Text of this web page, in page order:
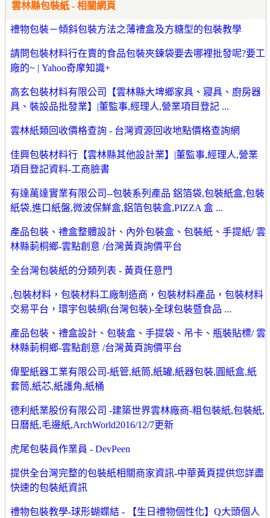
雲林縣包裝紙 - 相關網頁
禮物包裝－傾斜包裝方法之薄禮盒及方糖型的包裝教學
請問包裝材料行在賣的食品包裝夾鍊袋要去哪裡批發呢?要工
廠的~ | Yahoo奇摩知識+
高玄包裝材料有限公司【雲林縣大埤鄉家具、寢具、廚房器
具、裝設品批發業】|董監事,經理人,營業項目登記 ...
雲林紙類回收價格查詢 - 台灣資源回收地點價格查詢網
佳興包裝材料行【雲林縣其他設計業】|董監事,經理人,營業
項目登記資料-工商臉書
有達萬達實業有限公司--包裝系列產品 鋁箔袋,包裝紙盒,包裝
紙袋,進口紙盤,微波保鮮盒,鋁箔包裝盒,PIZZA 盒 ...
產品包裝、禮盒整體設計、內外包裝盒、包裝紙、手提紙/ 雲
林縣莿桐鄉-雲點創意 /台灣黃頁詢價平台
全台灣包裝紙的分類列表 - 黃頁任意門
,包裝材料，包裝材料工廠制造商，包裝材料產品，包裝材料
交易平台，環宇包裝網(台灣包裝)-全球包裝暨食品 ...
產品包裝、禮盒設計、包裝盒、手提袋、吊卡、瓶裝貼標/ 雲
林縣莿桐鄉-雲點創意 /台灣黃頁詢價平台
偉聖紙器工業有限公司-紙管,紙筒,紙罐,紙器包裝,圓紙盒,紙
套筒,紙芯,紙護角,紙桶
德利紙業股份有限公司 -建築世界雲林廠商-粗包裝紙,包裝紙,
日曆紙,毛邊紙,ArchWorld2016/12/7更新
虎尾包裝員作業員 - DevPeen
提供全台灣完整的包裝紙相關商家資訊-中華黃頁提供您詳盡
快速的包裝紙資訊
禮物包裝教學-球形蝴蝶結 - 【生日禮物個性化】Q大頭個人